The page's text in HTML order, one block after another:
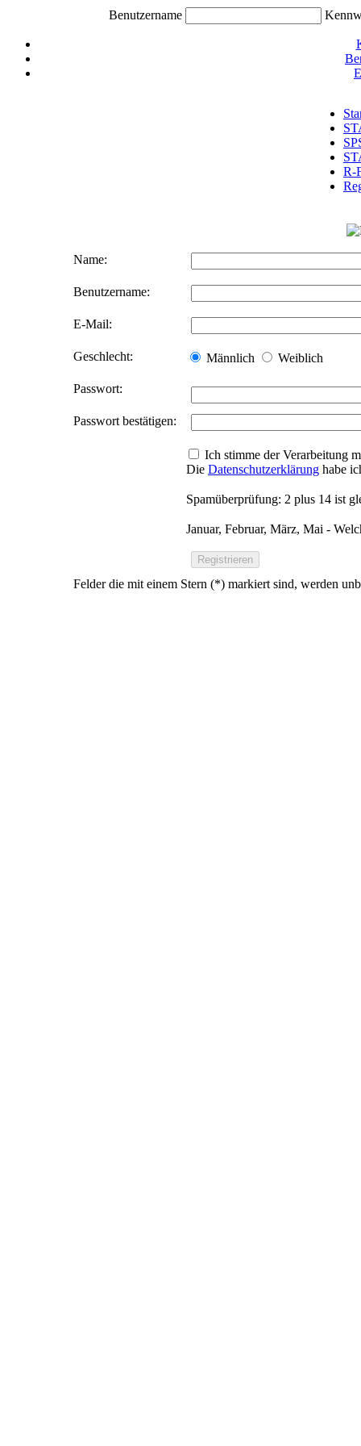
Benutzername
R-
Name:
Benutzername:
E-Mail:
Geschlecht: Männlich Weiblich
Passwort:
Passwort bestätigen:
Ich stimme der Verarbeitung
Die Datenschutzerklärung habe
Spamüberprüfung: 2 plus 14 ist
Januar, Februar, März, Mai -
Registrieren
Felder die mit einem Stern (*) markiert sind, werden